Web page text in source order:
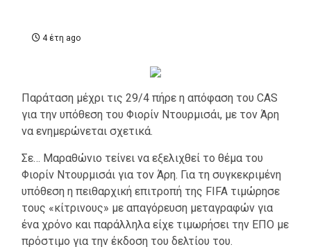
4 έτη ago
Παράταση μέχρι τις 29/4 πήρε η απόφαση του CAS
για την υπόθεση του Φιορίν Ντουρμισάι, με τον Άρη
να ενημερώνεται σχετικά.
Σε… Μαραθώνιο τείνει να εξελιχθεί το θέμα του
Φιορίν Ντουρμισάι για τον Άρη. Για τη συγκεκριμένη
υπόθεση η πειθαρχική επιτροπή της FIFA τιμώρησε
τους «κίτρινους» με απαγόρευση μεταγραφών για
ένα χρόνο και παράλληλα είχε τιμωρήσει την ΕΠΟ με
πρόστιμο για την έκδοση του δελτίου του.